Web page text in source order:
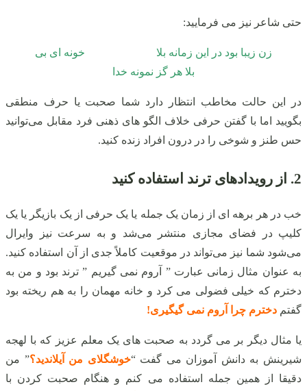
حتی شاعر نیز می فرمایید:
زن زیبا بود در این زمانه بلا خونه ای بی
بلا هر گز نمونه خدا
در این حالت مخاطب انتظار دارد شما صحبت یا حرف منطقی
بگویید اما با گفتن حرفی خلاف الگو های ذهنی فرد مقابل می‌توانید
حس طنز و شوخی را در درون افراد زنده کنید.
2. از رویدادهای ترند استفاده کنید
خب در هر برهه‌ ای از زمان یک جمله یا یک حرفی از یک بازیگر یا یک
کلیپ در فضای مجازی منتشر می‌شد و به سرعت نیز وایرال
می‌شود شما نیز می‌تواند در موقعیت کاملاً جدی از آن استفاده کنید.
به‌ عنوان‌ مثال زمانی عبارت ” آروم نمی گیریم ” ترند بود و من به
دخترم که خیلی فضولی می‌ کرد و خانه مهمان را به هم ریخته بود
گفتم دخترم چرا آروم نمی گیگیری!
یا مثال دیگر بر می‌ گردد به صحبت‌ های یک معلم عزیز که با لهجه
شیرینش به دانش آموزان می گفت “خوشگلای من آیلاندید؟” من
دقیقا از همین جمله استفاده می کنم و هنگام صحبت کردن با